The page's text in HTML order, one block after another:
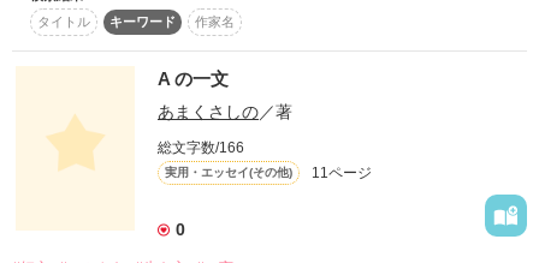
引き摺ってしまうことに
辛い思いを抱いている人に
届きますように……
作品を読む
ら‥
フリーライターの真紀と専業主婦の由香は
ある日ショットバーで出会う
原稿をパソコンに打込んでいた真紀が由香の視線に気づき
話しかけたことが出会うきっかけになる
タイトル
キーワード 作家名
A の一文
あまくさしの／著
総文字数/166
実用・エッセイ(その他) 11ページ
0